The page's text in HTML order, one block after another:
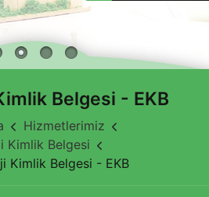
Belgesi - EKB
Hizmetlerimiz
Kimlik Belgesi
Kimlik Belgesi - EKB